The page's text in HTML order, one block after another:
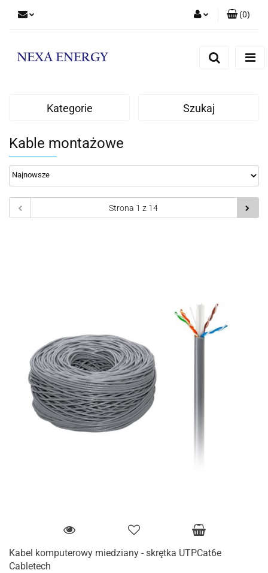
(0)
Kategorie Szukaj
Kable montażowe
Kabel komputerowy miedziany - skrętka UTPCat6e
Cabletech